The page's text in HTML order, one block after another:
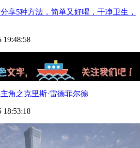
享5种方法，简单又好喝，干净卫生，
19:48:58
角之克里斯·雷德菲尔德
18:53:18